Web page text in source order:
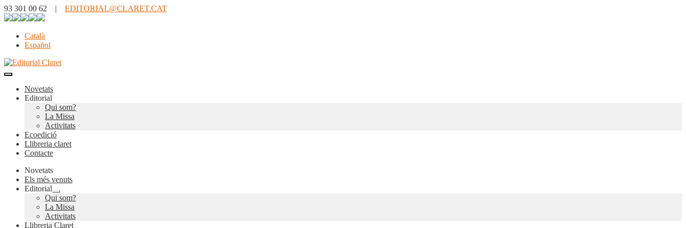
93 301 00 62 | EDITORIAL@CLARET.CAT
Català
Español
Novetats
Editorial
Qui som?
La Missa
Activitats
Ecoedició
Llibreria claret
Contacte
Novetats
Els més venuts
Editorial
Expandeix
el
menú
secundari
Qui som?
La Missa
Activitats
Llibreria Claret